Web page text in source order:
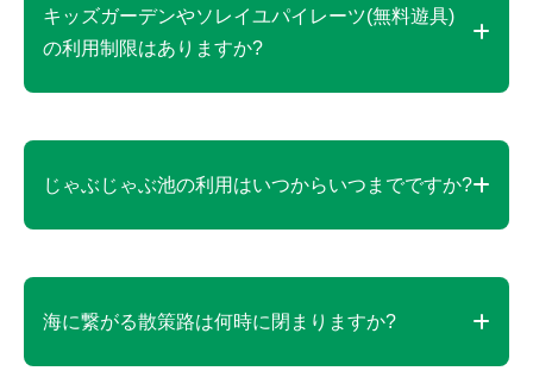
キッズガーデンやソレイユパイレーツ(無料遊具)
の利用制限はありますか?
小学生までのご利用が可能です。中学生以上の利用
じゃぶじゃぶ池の利用はいつからいつまでですか?
2025年は4月25日から10月中旬としています。
海に繋がる散策路は何時に閉まりますか?